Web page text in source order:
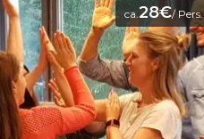
ca.28€/ Pers.